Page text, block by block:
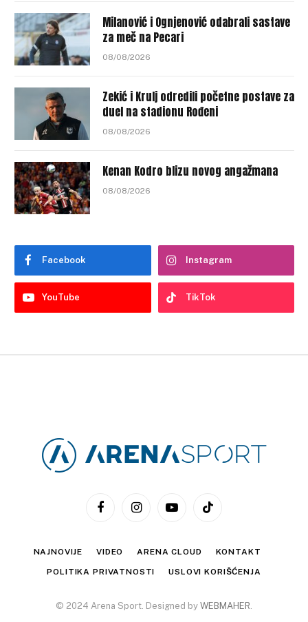
Milanović i Ognjenović odabrali sastave
za meč na Pecari
08/08/2026
Zekić i Krulj odredili početne postave za
duel na stadionu Rođeni
08/08/2026
Kenan Kodro blizu novog angažmana
08/08/2026
Facebook Instagram
YouTube TikTok
FacebookInstagramYouTubeTikTok
NAJNOVIJE VIDEO ARENA CLOUD KONTAKT
POLITIKA PRIVATNOSTI USLOVI KORIŠĆENJA
© 2024 Arena Sport. Designed by WEBMAHER.